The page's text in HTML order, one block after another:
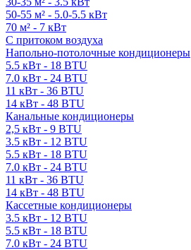
50-55 м² - 5.0-5.5 кВт
70 м² - 7 кВт
С притоком воздуха
Напольно-потолочные кондиционеры
5.5 кВт - 18 BTU
7.0 кВт - 24 BTU
11 кВт - 36 BTU
14 кВт - 48 BTU
Канальные кондиционеры
2,5 кВт - 9 BTU
3.5 кВт - 12 BTU
5.5 кВт - 18 BTU
7.0 кВт - 24 BTU
11 кВт - 36 BTU
14 кВт - 48 BTU
Кассетные кондиционеры
3.5 кВт - 12 BTU
5.5 кВт - 18 BTU
7.0 кВт - 24 BTU